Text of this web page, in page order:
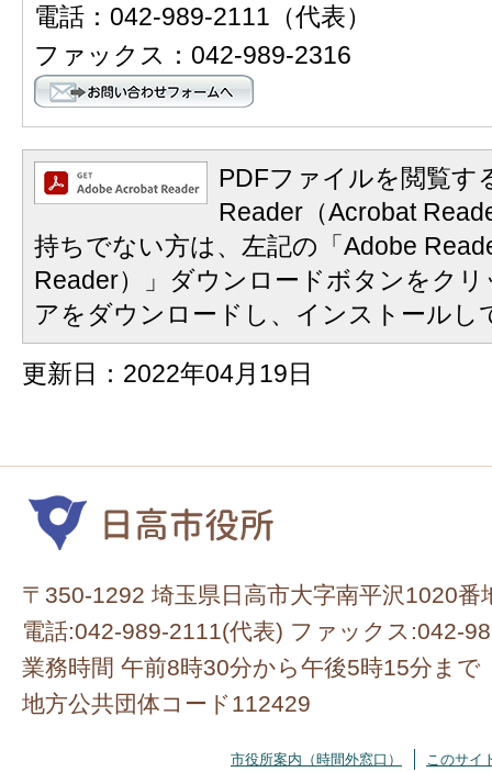
電話：042-989-2111（代表）
ファックス：042-989-2316
PDFファイルを閲覧す
Reader（Acrobat
持ちでない方は、左記の「Adobe
Reader）」ダウンロードボタンをク
アをダウンロードし、インストールし
更新日：2022年04月19日
〒350-1292 埼玉県日高市大字南平沢1020番
電話:042-989-2111(代表) ファックス:042-
業務時間 午前8時30分から午後5時15分まで
地方公共団体コード112429
市役所案内（時間外窓口）
このサイ